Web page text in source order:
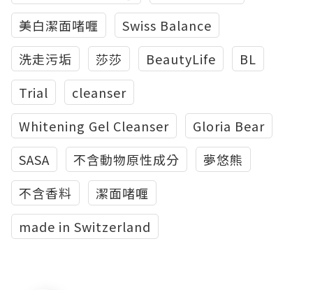
美白潔面啫喱
Swiss Balance
洗走污垢
莎莎 BeautyLife
BL
Trial
cleanser
Whitening Gel Cleanser
Gloria Bear
SASA
不含動物原性成分
夢悠熊
不含香料
潔面啫喱
made in Switzerland